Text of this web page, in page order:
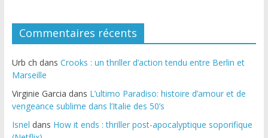
Commentaires récents
Urb ch dans Crooks : un thriller d’action tendu entre Berlin et
Marseille
Virginie Garcia dans L’ultimo Paradiso: histoire d’amour et de
vengeance sublime dans l’Italie des 50’s
Isnel dans How it ends : thriller post-apocalyptique soporifique